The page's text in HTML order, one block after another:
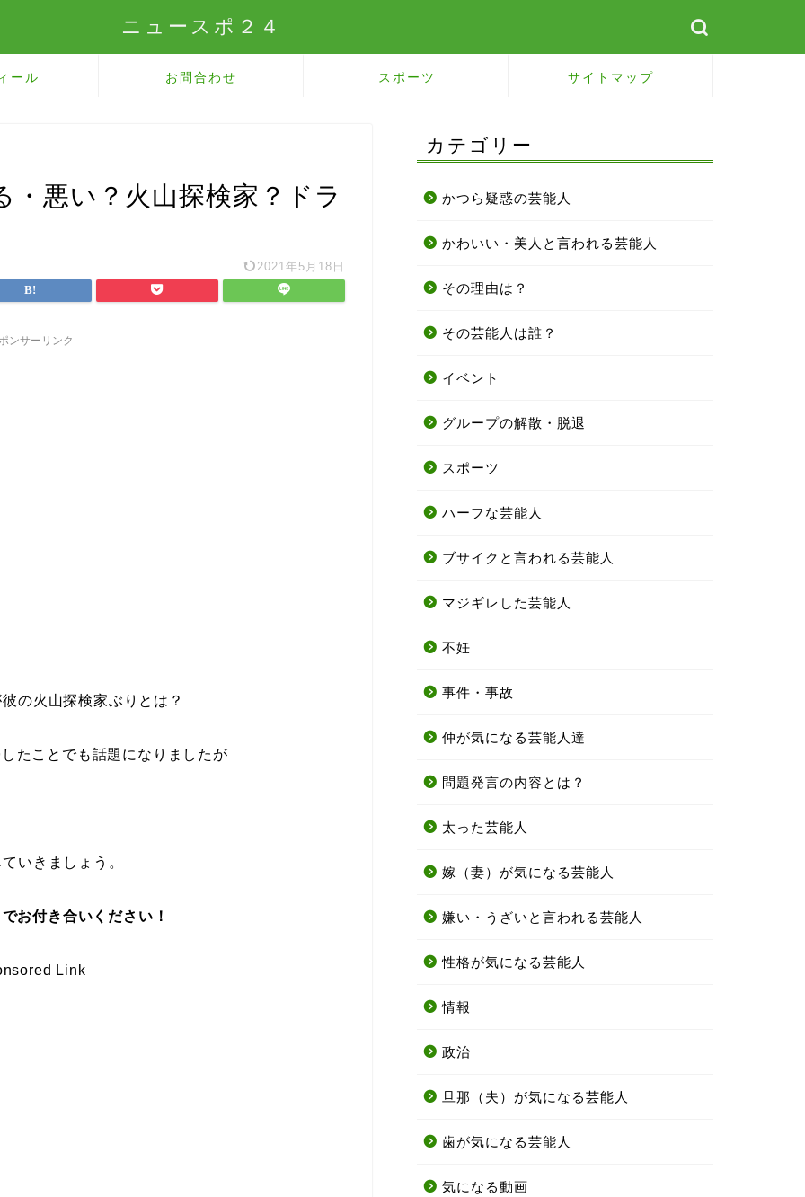
ニュースポ２４
ール お問合わせ スポーツ サイトマップ
・悪い？火山探検家？ドラ
2021年5月18日
ンサーリンク
の火山探検家ぶりとは？
たことでも話題になりましたが
いきましょう。
お付き合いください！
Link
カテゴリー
かつら疑惑の芸能人
かわいい・美人と言われる芸能人
その理由は？
その芸能人は誰？
イベント
グループの解散・脱退
スポーツ
ハーフな芸能人
ブサイクと言われる芸能人
マジギレした芸能人
不妊
事件・事故
仲が気になる芸能人達
問題発言の内容とは？
太った芸能人
嫁（妻）が気になる芸能人
嫌い・うざいと言われる芸能人
性格が気になる芸能人
情報
政治
旦那（夫）が気になる芸能人
歯が気になる芸能人
気になる動画